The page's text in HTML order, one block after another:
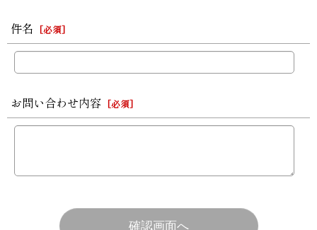
件名 [必須]
お問い合わせ内容 [必須]
確認画面へ